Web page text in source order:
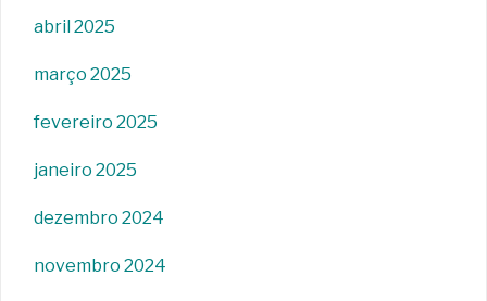
abril 2025
março 2025
fevereiro 2025
janeiro 2025
dezembro 2024
novembro 2024